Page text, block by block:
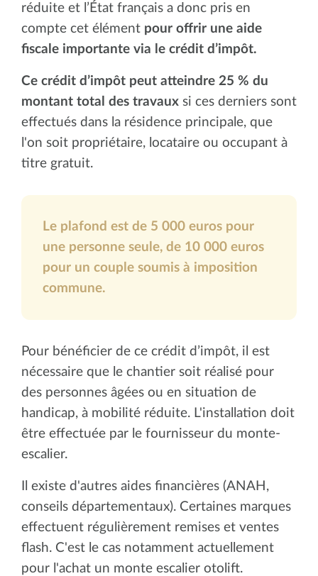
réduite et l’État français a donc pris en
compte cet élément pour offrir une aide
fiscale importante via le crédit d’impôt.
Ce crédit d’impôt peut atteindre 25 % du
montant total des travaux si ces derniers sont
effectués dans la résidence principale, que
l'on soit propriétaire, locataire ou occupant à
titre gratuit.
Le plafond est de 5 000 euros pour
une personne seule, de 10 000 euros
pour un couple soumis à imposition
commune.
Pour bénéficier de ce crédit d’impôt, il est
nécessaire que le chantier soit réalisé pour
des personnes âgées ou en situation de
handicap, à mobilité réduite. L'installation doit
être effectuée par le fournisseur du monte-
escalier.
Il existe d'autres aides financières (ANAH,
conseils départementaux). Certaines marques
effectuent régulièrement remises et ventes
flash. C'est le cas notamment actuellement
pour l'achat un monte escalier otolift.